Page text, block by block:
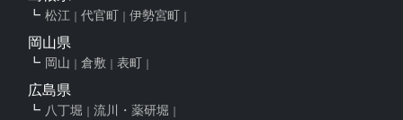
松江 代官町 伊勢宮町
岡山県
岡山 倉敷 表町
広島県
八丁堀 流川・薬研堀